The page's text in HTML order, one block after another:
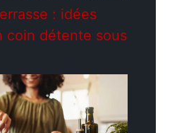
: idées
coin détente sous